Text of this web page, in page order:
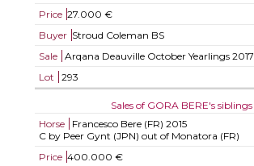
Price 27.000 €
Buyer Stroud Coleman BS
Sale
Arqana Deauville October Yearlings 2017
Lot
293
Sales of GORA BERE's siblings
Horse
Francesco Bere (FR) 2015
C by Peer Gynt (JPN) out of Monatora (FR)
Price 400.000 €